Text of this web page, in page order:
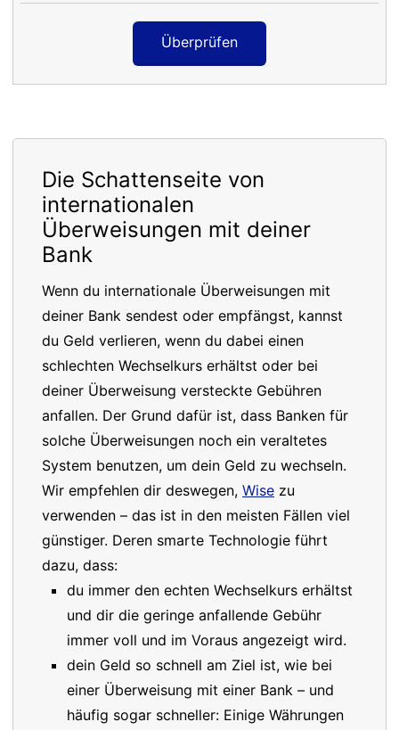
Überprüfen
Die Schattenseite von
internationalen
Überweisungen mit deiner
Bank
Wenn du internationale Überweisungen mit
deiner Bank sendest oder empfängst, kannst
du Geld verlieren, wenn du dabei einen
schlechten Wechselkurs erhältst oder bei
deiner Überweisung versteckte Gebühren
anfallen. Der Grund dafür ist, dass Banken für
solche Überweisungen noch ein veraltetes
System benutzen, um dein Geld zu wechseln.
Wir empfehlen dir deswegen, Wise zu
verwenden – das ist in den meisten Fällen viel
günstiger. Deren smarte Technologie führt
dazu, dass:
du immer den echten Wechselkurs erhältst
und dir die geringe anfallende Gebühr
immer voll und im Voraus angezeigt wird.
dein Geld so schnell am Ziel ist, wie bei
einer Überweisung mit einer Bank – und
häufig sogar schneller: Einige Währungen